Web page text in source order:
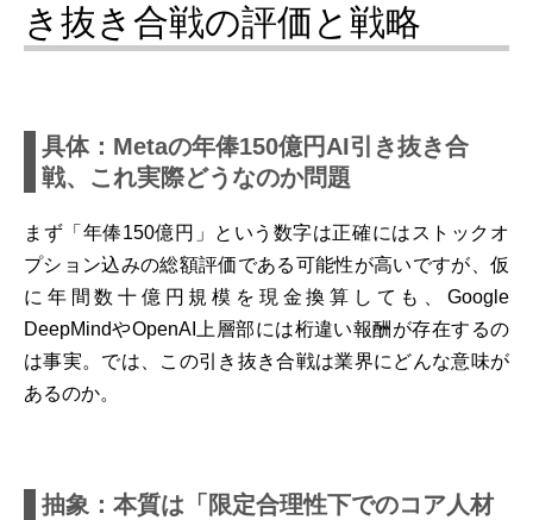
き抜き合戦の評価と戦略
具体：Metaの年俸150億円AI引き抜き合
戦、これ実際どうなのか問題
まず「年俸150億円」という数字は正確にはストックオ
プション込みの総額評価である可能性が高いですが、仮
に年間数十億円規模を現金換算しても、Google
DeepMindやOpenAI上層部には桁違い報酬が存在するの
は事実。では、この引き抜き合戦は業界にどんな意味が
あるのか。
抽象：本質は「限定合理性下でのコア人材